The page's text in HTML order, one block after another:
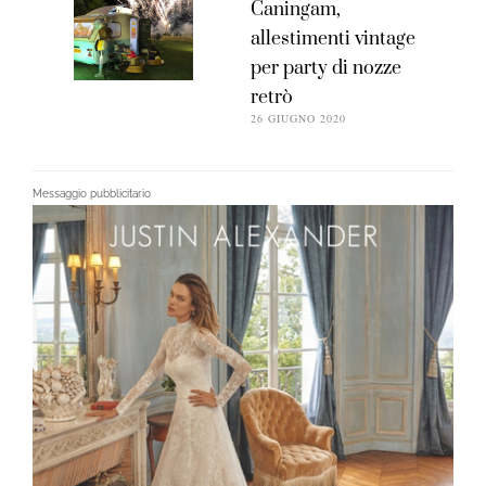
Caningam,
allestimenti vintage
per party di nozze
retrò
26 GIUGNO 2020
Messaggio pubblicitario